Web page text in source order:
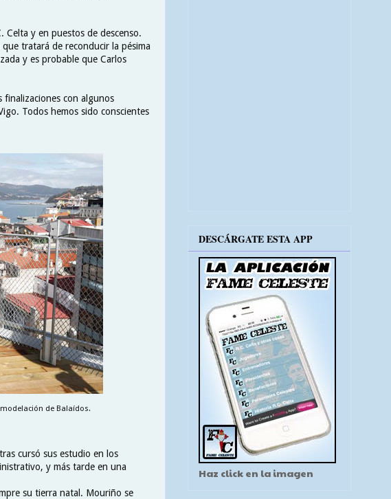
Celta y en puestos de descenso.
tratará de reconducir la pésima
y es probable que Carlos
finalizaciones con algunos
Todos hemos sido conscientes
de Balaídos.
cursó sus estudio en los
y más tarde en una
su tierra natal. Mouriño se
DESCÁRGATE ESTA APP
Haz click en la imagen